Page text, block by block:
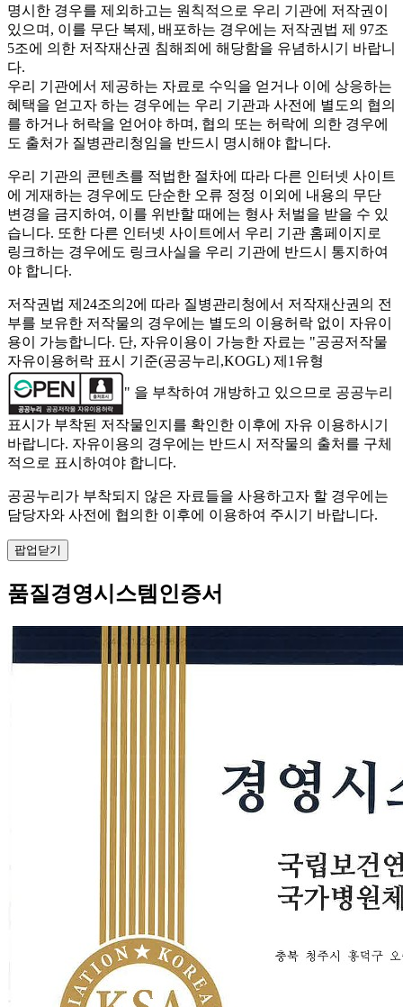
명시한 경우를 제외하고는 원칙적으로 우리 기관에 저작권이
있으며, 이를 무단 복제, 배포하는 경우에는 저작권법 제 97조
5조에 의한 저작재산권 침해죄에 해당함을 유념하시기 바랍니
다.
우리 기관에서 제공하는 자료로 수익을 얻거나 이에 상응하는
혜택을 얻고자 하는 경우에는 우리 기관과 사전에 별도의 협의
를 하거나 허락을 얻어야 하며, 협의 또는 허락에 의한 경우에
도 출처가 질병관리청임을 반드시 명시해야 합니다.
우리 기관의 콘텐츠를 적법한 절차에 따라 다른 인터넷 사이트
에 게재하는 경우에도 단순한 오류 정정 이외에 내용의 무단
변경을 금지하여, 이를 위반할 때에는 형사 처벌을 받을 수 있
습니다. 또한 다른 인터넷 사이트에서 우리 기관 홈페이지로
링크하는 경우에도 링크사실을 우리 기관에 반드시 통지하여
야 합니다.
저작권법 제24조의2에 따라 질병관리청에서 저작재산권의 전
부를 보유한 저작물의 경우에는 별도의 이용허락 없이 자유이
용이 가능합니다. 단, 자유이용이 가능한 자료는 "공공저작물
자유이용허락 표시 기준(공공누리,KOGL) 제1유형
" 을 부착하여 개방하고 있으므로 공공누리
표시가 부착된 저작물인지를 확인한 이후에 자유 이용하시기
바랍니다. 자유이용의 경우에는 반드시 저작물의 출처를 구체
적으로 표시하여야 합니다.
공공누리가 부착되지 않은 자료들을 사용하고자 할 경우에는
담당자와 사전에 협의한 이후에 이용하여 주시기 바랍니다.
팝업닫기
품질경영시스템인증서